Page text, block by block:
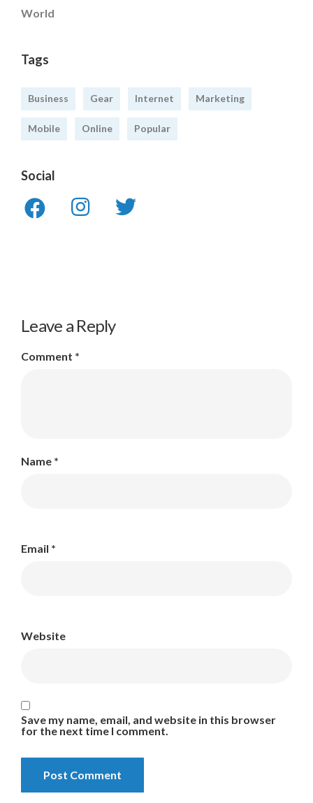
World
Tags
Business Gear Internet Marketing
Mobile Online Popular
Social
Leave a Reply
Comment *
Name *
Email *
Website
Save my name, email, and website in this browser
for the next time I comment.